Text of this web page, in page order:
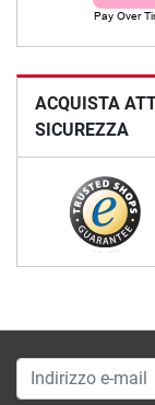
ACQUISTA
SICUREZZA
Indirizzo e-mail